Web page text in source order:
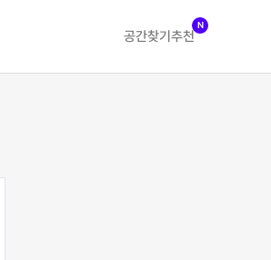
공간찾기 추천
N